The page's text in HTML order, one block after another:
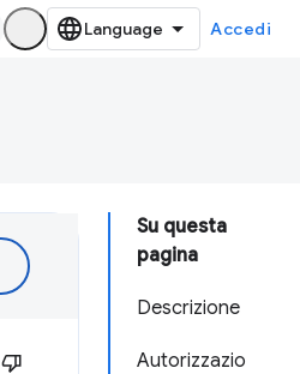
Accedi
Su questa
pagina
Descrizione
Autorizzazio